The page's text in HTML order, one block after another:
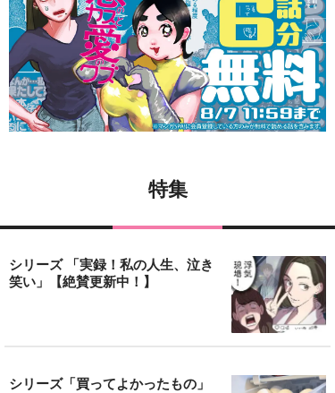
特集
シリーズ 「実録！私の人生、泣き
笑い」【絶賛更新中！】
シリーズ「買ってよかったもの」